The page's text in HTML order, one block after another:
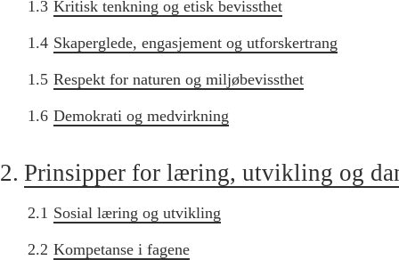
1.3 Kritisk tenkning og etisk bevissthet
1.4 Skaperglede, engasjement og utforskertrang
1.5 Respekt for naturen og miljøbevissthet
1.6 Demokrati og medvirkning
2. Prinsipper for læring, utvikling og
2.1 Sosial læring og utvikling
2.2 Kompetanse i fagene